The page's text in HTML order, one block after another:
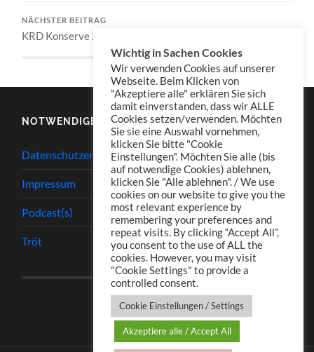
NÄCHSTER BEITRAG
KRD Konserve 203
NOTWENDIGES
Datenschutzerklärung
Impressum
Podcast(s)
Tröt
Wichtig in Sachen Cookies
Wir verwenden Cookies auf unserer
Webseite. Beim Klicken von
"Akzeptiere alle" erklären Sie sich
damit einverstanden, dass wir ALLE
Cookies setzen/verwenden. Möchten
Sie sie eine Auswahl vornehmen,
klicken Sie bitte "Cookie
Einstellungen". Möchten Sie alle (bis
auf notwendige Cookies) ablehnen,
klicken Sie "Alle ablehnen". / We use
cookies on our website to give you the
most relevant experience by
remembering your preferences and
repeat visits. By clicking “Accept All”,
you consent to the use of ALL the
cookies. However, you may visit
"Cookie Settings" to provide a
controlled consent.
Cookie Einstellungen / Settings
Akzeptiere alle / Accept All